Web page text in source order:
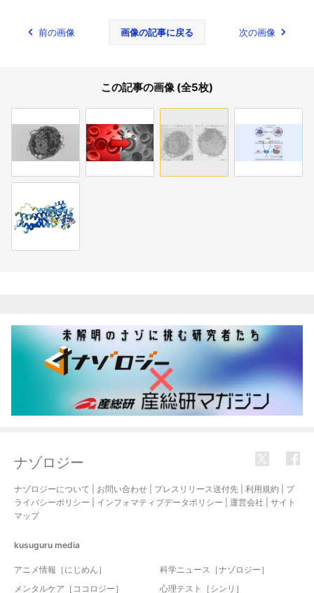
前の画像 画像の記事に戻る 次の画像
この記事の画像 (全5枚)
ナゾロジー
ナゾロジーについて お問い合わせ プレスリリース送付先 利用規約
プ
ライバシーポリシー
インフォマティブデータポリシー 運営会社
サイト
マップ
kusuguru media
アニメ情報［にじめん］
科学ニュース［ナゾロジー］
メンタルケア［ココロジー］
心理テスト［シンリ］